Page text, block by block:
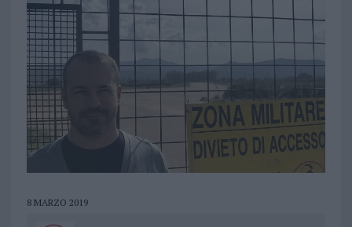
8 MARZO 2019